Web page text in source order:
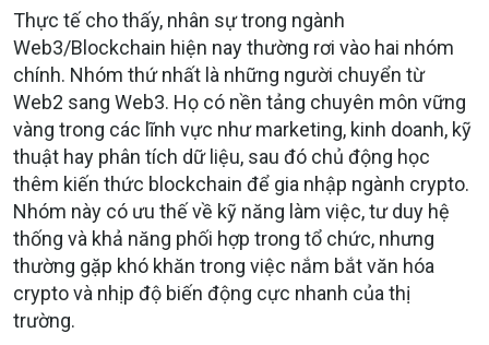
Thực tế cho thấy, nhân sự trong ngành
Web3/Blockchain hiện nay thường rơi vào hai nhóm
chính. Nhóm thứ nhất là những người chuyển từ
Web2 sang Web3. Họ có nền tảng chuyên môn vững
vàng trong các lĩnh vực như marketing, kinh doanh, kỹ
thuật hay phân tích dữ liệu, sau đó chủ động học
thêm kiến thức blockchain để gia nhập ngành crypto.
Nhóm này có ưu thế về kỹ năng làm việc, tư duy hệ
thống và khả năng phối hợp trong tổ chức, nhưng
thường gặp khó khăn trong việc nắm bắt văn hóa
crypto và nhịp độ biến động cực nhanh của thị
trường.